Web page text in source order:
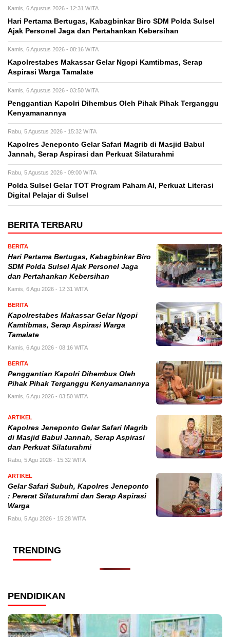
Kamis, 6 Agustus 2026 - 12:31 WITA
Hari Pertama Bertugas, Kabagbinkar Biro SDM Polda Sulsel
Ajak Personel Jaga dan Pertahankan Kebersihan
Kamis, 6 Agustus 2026 - 08:16 WITA
Kapolrestabes Makassar Gelar Ngopi Kamtibmas, Serap
Aspirasi Warga Tamalate
Kamis, 6 Agustus 2026 - 03:50 WITA
Penggantian Kapolri Dihembus Oleh Pihak Pihak Terganggu
Kenyamanannya
Rabu, 5 Agustus 2026 - 15:32 WITA
Kapolres Jeneponto Gelar Safari Magrib di Masjid Babul
Jannah, Serap Aspirasi dan Perkuat Silaturahmi
Rabu, 5 Agustus 2026 - 09:00 WITA
Polda Sulsel Gelar TOT Program Paham AI, Perkuat Literasi
Digital Pelajar di Sulsel
BERITA TERBARU
BERITA
Hari Pertama Bertugas, Kabagbinkar Biro
SDM Polda Sulsel Ajak Personel Jaga
dan Pertahankan Kebersihan
Kamis, 6 Agu 2026 - 12:31 WITA
BERITA
Kapolrestabes Makassar Gelar Ngopi
Kamtibmas, Serap Aspirasi Warga
Tamalate
Kamis, 6 Agu 2026 - 08:16 WITA
BERITA
Penggantian Kapolri Dihembus Oleh
Pihak Pihak Terganggu Kenyamanannya
Kamis, 6 Agu 2026 - 03:50 WITA
ARTIKEL
Kapolres Jeneponto Gelar Safari Magrib
di Masjid Babul Jannah, Serap Aspirasi
dan Perkuat Silaturahmi
Rabu, 5 Agu 2026 - 15:32 WITA
ARTIKEL
Gelar Safari Subuh, Kapolres Jeneponto
: Pererat Silaturahmi dan Serap Aspirasi
Warga
Rabu, 5 Agu 2026 - 15:28 WITA
TRENDING
PENDIDIKAN